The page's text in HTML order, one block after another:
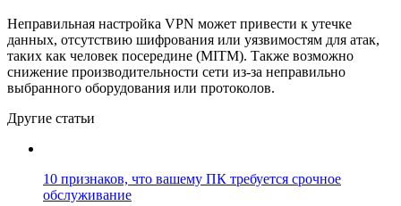
Неправильная настройка VPN может привести к утечке
данных, отсутствию шифрования или уязвимостям для атак,
таких как человек посередине (MITM). Также возможно
снижение производительности сети из-за неправильно
выбранного оборудования или протоколов.
Другие статьи
10 признаков, что вашему ПК требуется срочное
обслуживание